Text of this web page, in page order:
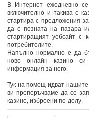
В Интернет ежедневно
включително и такива с
стартира с предложения
да е позната на пазара
стартиращият уебсайт с
потребителите.
Напълно нормално е да
ново онлайн казино
информация за него.
Тук на помощ идват нашите
ви препоръчваме да се
казино, изброени по-долу.